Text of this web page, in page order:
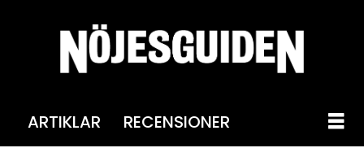
ARTIKLAR RECENSIONER